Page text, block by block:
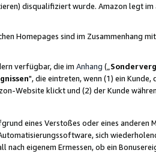
disqualifiziert wurde. Amazon legt
Homepages sind im Zusammenhang
verfügbar, die im Anhang („
", die eintreten, wenn (1) ein
Website klickt und (2) der Kunde
eines Verstoßes oder eines
sich
eigenem Ermessen, ob ein